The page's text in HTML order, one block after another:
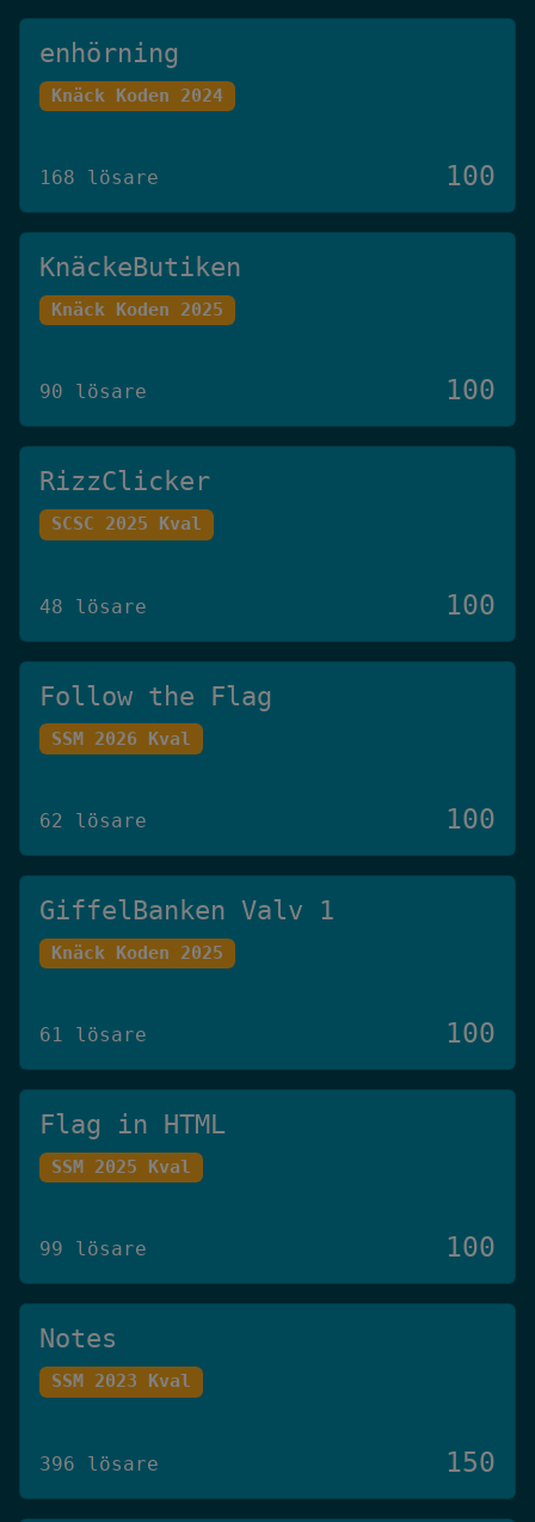
enhörning
Knäck Koden 2024
168 lösare 100
KnäckeButiken
Knäck Koden 2025
90 lösare 100
RizzClicker
SCSC 2025 Kval
48 lösare 100
Follow the Flag
SSM 2026 Kval
62 lösare 100
GiffelBanken Valv 1
Knäck Koden 2025
61 lösare 100
Flag in HTML
SSM 2025 Kval
99 lösare 100
Notes
SSM 2023 Kval
396 lösare 150